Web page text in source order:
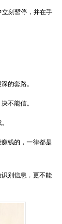
刻暂停，并在手
的套路。
不能信。
钱的，一律都是
别信息，更不能